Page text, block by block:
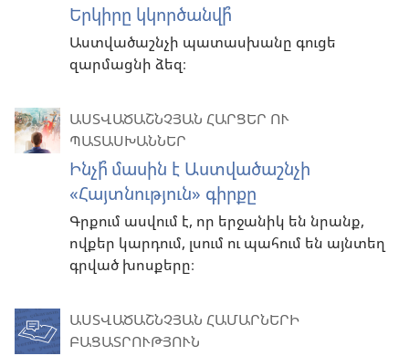
Երկիրը կկործանվի՞
Աստվածաշնչի պատասխանը գուցե
զարմացնի ձեզ։
ԱՍՏՎԱԾԱՇՆՉՅԱՆ ՀԱՐՑԵՐ ՈՒ
ՊԱՏԱՍԽԱՆՆԵՐ
Ինչի՞ մասին է Աստվածաշնչի
«Հայտնություն» գիրքը
Գրքում ասվում է, որ երջանիկ են նրանք,
ովքեր կարդում, լսում ու պահում են այնտեղ
գրված խոսքերը։
ԱՍՏՎԱԾԱՇՆՉՅԱՆ ՀԱՄԱՐՆԵՐԻ
ԲԱՑԱՏՐՈՒԹՅՈՒՆ